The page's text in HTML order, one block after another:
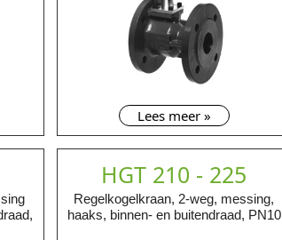
Lees meer »
HGT 210 - 225
Regelkogelkraan, 2-weg, messing,
haaks, binnen- en buitendraad, PN10